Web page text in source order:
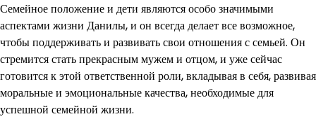
Семейное положение и дети являются особо значимыми
аспектами жизни Данилы, и он всегда делает все возможное,
чтобы поддерживать и развивать свои отношения с семьей. Он
стремится стать прекрасным мужем и отцом, и уже сейчас
готовится к этой ответственной роли, вкладывая в себя, развивая
моральные и эмоциональные качества, необходимые для
успешной семейной жизни.